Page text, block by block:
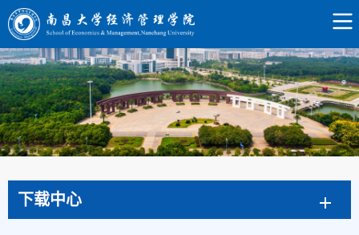
下载中心